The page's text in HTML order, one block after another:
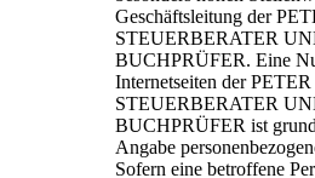
Geschäftsleitung der
STEUERBERATER
BUCHPRÜFER. Eine
Internetseiten der
STEUERBERATER
BUCHPRÜFER ist
Angabe
Sofern eine betroffene